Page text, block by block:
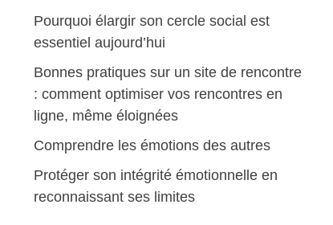
Pourquoi élargir son cercle social est
essentiel aujourd’hui
Bonnes pratiques sur un site de rencontre
: comment optimiser vos rencontres en
ligne, même éloignées
Comprendre les émotions des autres
Protéger son intégrité émotionnelle en
reconnaissant ses limites